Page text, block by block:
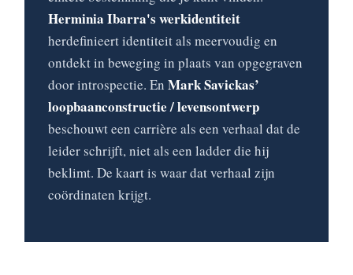
Herminia Ibarra's werkidentiteit
herdefinieert identiteit als meervoudig en
ontdekt in beweging in plaats van opgegraven
door introspectie. En Mark Savickas’
loopbaanconstructie / levensontwerp
beschouwt een carrière als een verhaal dat de
leider schrijft, niet als een ladder die hij
beklimt. De kaart is waar dat verhaal zijn
coördinaten krijgt.